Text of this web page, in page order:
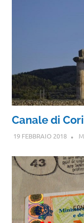
Canale di
19 FEBBRAIO 2018